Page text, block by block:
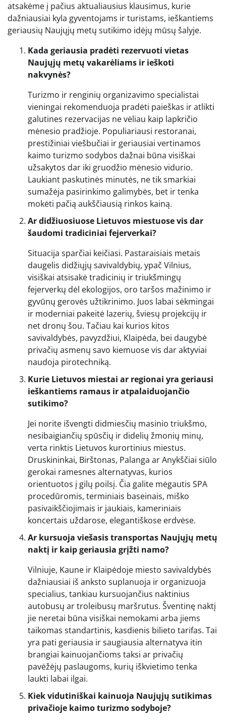
atsakėme į pačius aktualiausius klausimus, kurie
dažniausiai kyla gyventojams ir turistams, ieškantiems
geriausių Naujųjų metų sutikimo idėjų mūsų šalyje.
Kada geriausia pradėti rezervuoti vietas
Naujųjų metų vakarėliams ir ieškoti
nakvynės?
Turizmo ir renginių organizavimo specialistai
vieningai rekomenduoja pradėti paieškas ir atlikti
galutines rezervacijas ne vėliau kaip lapkričio
mėnesio pradžioje. Populiariausi restoranai,
prestižiniai viešbučiai ir geriausiai vertinamos
kaimo turizmo sodybos dažnai būna visiškai
užsakytos dar iki gruodžio mėnesio vidurio.
Laukiant paskutinės minutės, ne tik smarkiai
sumažėja pasirinkimo galimybės, bet ir tenka
mokėti pačią aukščiausią rinkos kainą.
Ar didžiuosiuose Lietuvos miestuose vis dar
šaudomi tradiciniai fejerverkai?
Situacija sparčiai keičiasi. Pastaraisiais metais
daugelis didžiųjų savivaldybių, ypač Vilnius,
visiškai atsisakė tradicinių ir triukšmingų
fejerverkų dėl ekologijos, oro taršos mažinimo ir
gyvūnų gerovės užtikrinimo. Juos labai sėkmingai
ir moderniai pakeitė lazerių, šviesų projekcijų ir
net dronų šou. Tačiau kai kurios kitos
savivaldybės, pavyzdžiui, Klaipėda, bei daugybė
privačių asmenų savo kiemuose vis dar aktyviai
naudoja pirotechniką.
Kurie Lietuvos miestai ar regionai yra geriausi
ieškantiems ramaus ir atpalaiduojančio
sutikimo?
Jei norite išvengti didmiesčių masinio triukšmo,
nesibaigiančių spūsčių ir didelių žmonių minų,
verta rinktis Lietuvos kurortinius miestus.
Druskininkai, Birštonas, Palanga ar Anykščiai siūlo
gerokai ramesnes alternatyvas, kurios
orientuotos į gilų poilsį. Čia galite mėgautis SPA
procedūromis, terminiais baseinais, miško
pasivaikščiojimais ir jaukiais, kameriniais
koncertais uždarose, elegantiškose erdvėse.
Ar kursuoja viešasis transportas Naujųjų metų
naktį ir kaip geriausia grįžti namo?
Vilniuje, Kaune ir Klaipėdoje miesto savivaldybės
dažniausiai iš anksto suplanuoja ir organizuoja
specialius, tankiau kursuojančius naktinius
autobusų ar troleibusų maršrutus. Šventinę naktį
jie neretai būna visiškai nemokami arba jiems
taikomas standartinis, kasdienis bilieto tarifas. Tai
yra pati geriausia ir saugiausia alternatyva itin
brangiai kainuojančioms taksi ar privačių
pavėžėjų paslaugoms, kurių iškvietimo tenka
laukti labai ilgai.
Kiek vidutiniškai kainuoja Naujųjų sutikimas
privačioje kaimo turizmo sodyboje?